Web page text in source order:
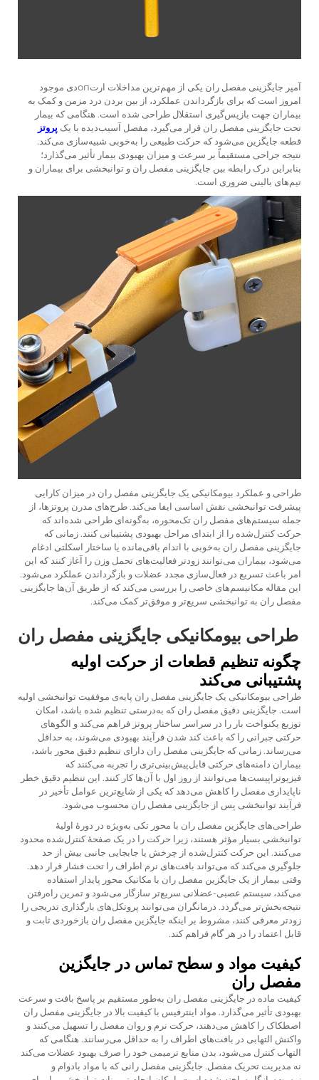
آمپر جایگزینی مفصل ران
یکی از مهم‌ترین مداخلات ارتопدی موجود
امروز است که برای بازگرداندن عملکرد، از بین بردن درد مزمن و کمک به
بیماران جهت بازپس‌گیری استقلال طراحی شده است. هنگامی که بیمار
تحت جایگزینی مفصل ران قرار می‌گیرد، مفصل آسیب‌دیده با یک پروتز
قطعه جایگزین می‌شود که حرکت طبیعی را به‌خوبی شبیه‌سازی می‌کند.
نتیجه جراحی مستقیماً بر سرعت و میزان بهبودی بیمار تأثیر می‌گذارد؛
بنابراین درک رابطه بین جایگزینی مفصل ران و توانبخشی برای بیماران و
تیم‌های بالینی ضروری است.
طراحی و عملکرد بیومکانیکی یک جایگزینی مفصل ران در میزان کارایی
پیشرفت توانبخشی نقش اساسی ایفا می‌کند. طرح‌های مدرن پروتزها، از
جمله سیستم‌های مفصل ران تک‌محوره، به‌گونه‌ای طراحی شده‌اند که
حرکت کنترل‌شده را از ابتدای مراحل بهبودی پشتیبانی کنند. زمانی که
جایگزینی مفصل ران به‌خوبی با اندام باقی‌مانده یا ساختار اسکلتی ادغام
می‌شود، بیماران می‌توانند زودتر فعالیت‌های تحمل وزن را آغاز کنند که این
امر باعث تسریع در فعال‌سازی مجدد عضلات و بازگرداندن عملکرد می‌شود.
این مقاله مکانیسم‌های خاصی را بررسی می‌کند که از طریق آن‌ها جایگزینی
مفصل ران به توانبخشی سریع‌تر و موفق‌تر کمک می‌کند.
طراحی بیومکانیکی جایگزینی مفصل ران
چگونه تنظیم قطعات از حرکت اولیه
پشتیبانی می‌کند
طراحی بیومکانیکی یک جایگزینی مفصل ران پایه‌ی موفقیت توانبخشی اولیه
است. جایگزینی دقیق مفصل ران که به‌درستی تنظیم شده باشد، امکان
توزیع یکنواخت بار را در سراسر ساختار پروتز فراهم می‌کند و الگوهای
حرکتی جبرانی را که باعث کند شدن فرآیند بهبودی می‌شوند، به حداقل
می‌رساند. زمانی که جایگزینی مفصل ران دارای تنظیم دقیق محور باشد،
بیماران دامنه‌های حرکتی قابل‌پیش‌بینی‌تری را تجربه می‌کنند که
فیزیوتراپیست‌ها می‌توانند از روز اول با آن‌ها کار کنند. این تنظیم دقیق خطر
ناپایداری مفصل را کاهش می‌دهد که یکی از شایع‌ترین عوامل تأخیر در
فرآیند توانبخشی پس از جایگزینی مفصل ران محسوب می‌شود.
طراحی‌های جایگزین مفصل ران با محور تکی به‌ویژه در دورهٔ اولیهٔ
توانبخشی بسیار مؤثر هستند، زیرا حرکت را در یک صفحهٔ کنترل‌شده محدود
می‌کنند. این حرکت کنترل‌شده از چرخش یا جابجایی جانبی بیش از حد
جلوگیری می‌کند که می‌تواند بافت‌های نرم اطراف را تحت فشار قرار دهد.
وقتی بیمار از یک جایگزین مفصل ران با مکانیک محور پایدار استفاده
می‌کند، سیستم عصبی-عضلانی سریع‌تر سازگار می‌شود و تمرین راه‌رفتن
نتیجه‌بخش‌تر می‌گردد. درمانگران می‌توانند پروتکل‌های بارگذاری تدریجی را
زودتر معرفی کنند، مشروط بر اینکه جایگزین مفصل ران بازخوردی ثابت و
قابل اعتماد را در هر گام فراهم کند.
کیفیت مواد و سطح تماس در جایگزین
مفصل ران
کیفیت ماده در جایگزینی مفصل ران به‌طور مستقیم بر پاسخ بافت و سرعت
بهبودی تأثیر می‌گذارد. مواد اینترفیس با کیفیت بالا در جایگزینی مفصل ران
اصطکاک را کاهش می‌دهند، حرکت نرم و روان مفصل را تسهیل می‌کنند و
واکنش التهابی در بافت‌های اطراف را به حداقل می‌رسانند. هنگامی که
التهاب کنترل می‌شود، بدن منابع ترمیمی خود را صرف بهبود عضلات می‌کند
نه مدیریت تحریک مفصل. جایگزینی مفصل رانی که با مواد بادوام و